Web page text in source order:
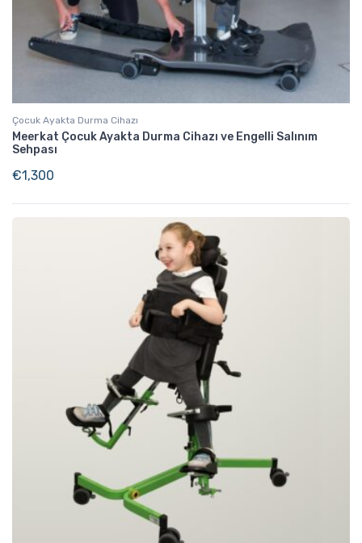
Çocuk Ayakta Durma Cihazı
Meerkat Çocuk Ayakta Durma Cihazı ve Engelli Salınım
Sehpası
€1,300